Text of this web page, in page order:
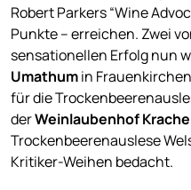
Robert Parkers “Wine
Punkte – erreichen. Zwei
sensationellen Erfolg nun
Umathumin
für die
derWeinlaubenhof
Trockenbeerenauslese
Kritiker-Weihen bedacht.